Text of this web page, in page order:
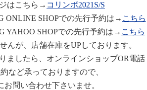
はこちら→ コリンボ2021S/S
ONLINE SHOPでの先行予約は→ こちら
YAHOO SHOPでの先行予約は→ こちら
んが、店舗在庫をUPしております。
ましたら、オンラインショップOR電話
など承っておりますので、
お問い合わせ下さいませ。